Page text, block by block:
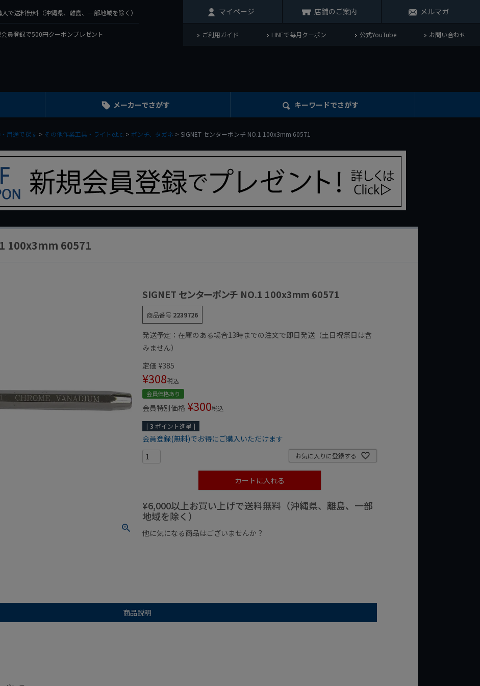
で送料無料（沖縄県、離島、一部地域を除く）
員登録で500円クーポンプレゼント
マイページ 店舗のご案内 メルマガ
ご利用ガイド LINEで毎月クーポン 公式YouTube お問い合わせ
メーカーでさがす キーワードでさがす
用途で探す その他作業工具・ライトe.t.c. ポンチ、タガネ SIGNET センターポンチ NO.1 100x3mm 60571
100x3mm 60571
SIGNET センターポンチ NO.1 100x3mm 60571
商品番号 2239726
発送予定：在庫のある場合13時までの注文で即日発送（土日祝祭日は含
みません）
定価 ¥385
¥308税込
会員価格あり
会員特別価格 ¥300税込
[3 ポイント進呈 ]
会員登録(無料)でお得にご購入いただけます
お気に入りに登録する
カートに入れる
¥6,000以上お買い上げで送料無料（沖縄県、離島、一部
地域を除く）
他に気になる商品はございませんか？
商品説明